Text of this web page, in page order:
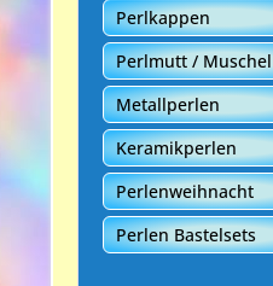
Perlkappen
Perlmutt / Muschel
Metallperlen
Keramikperlen
Perlenweihnacht
Perlen Bastelsets